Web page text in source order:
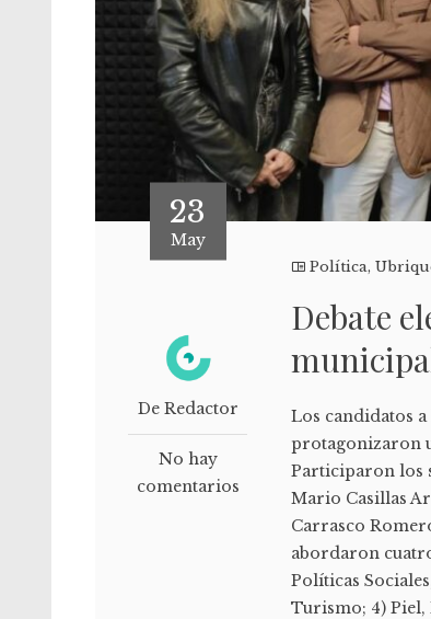
23
May
De Redactor
No hay
comentarios
Política,
Debate
Los candidatos
protagonizaron
Participaron los
Mario Casillas
Carrasco
abordaron
Políticas
Turismo; 4)